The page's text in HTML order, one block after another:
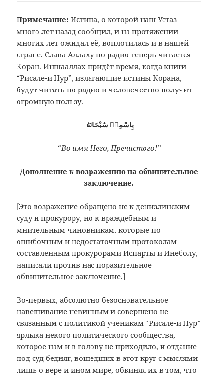
Примечание:Истина, о которой наш Устаз
много летназад сообщил, и на протяжении
многихлет ожидал её, воплотилась и в нашей
стране. Слава Аллаху по радио теперьчитается
Коран. Иншааллах придёт время,когда книги
“Рисале-и Нур”, излагающиеистины Корана,
будут читать по радио ичеловечество получит
огромную пользу.
بِاسْمِهٖ سُبْحَانَهُ
“Во имя Него, Пречистого!”
Дополнение к возражению на обвинительное
заключение.
[Это возражение обращено не к денизлинским
суду и прокурору, но к враждебным и
мнительным чиновникам, которые по
ошибочным и недостаточным протоколам
составленным прокурорами Испарты и Инеболу,
написали против нас поразительное
обвинительное заключение.]
Во-первых, абсолютно безосновательное
навешивание невинным и совершено не
связанным с политикой ученикам “Рисале-и Нур”
ярлыка некого политического сообщества,
которое нам и в голову не приходило, и отдание
под суд бедняг, вошедших в этот круг с мыслями
лишь о вере и ином мире, обвиняя их в том, что